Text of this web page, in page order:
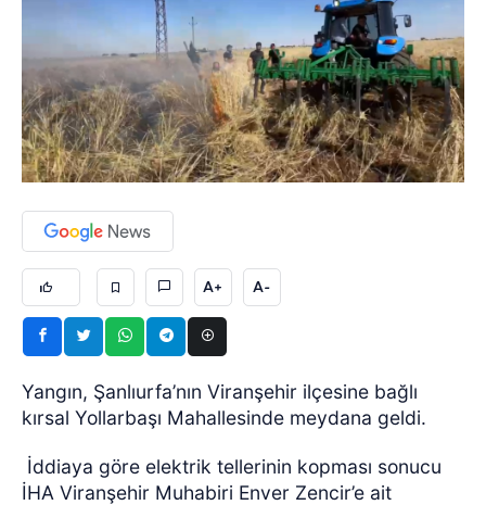
A+ A-
Yangın, Şanlıurfa’nın Viranşehir ilçesine bağlı
kırsal Yollarbaşı Mahallesinde meydana geldi.
İddiaya göre elektrik tellerinin kopması sonucu
İHA Viranşehir Muhabiri Enver Zencir’e ait